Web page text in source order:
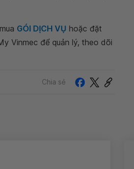
GÓI DỊCH VỤ hoặc đặt
Vinmec để quản lý, theo dõi
Chia sẻ